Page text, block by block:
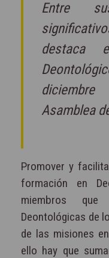
Entre
destaca
Asamblea
Promover y
formación en
miembros que
Deontológicas de
de las misiones
ello hay que